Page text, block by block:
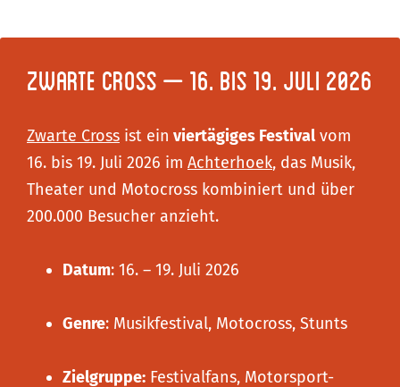
Zwarte Cross – 16. bis 19. Juli 2026
Zwarte Cross ist ein viertägiges Festivalvom
16. bis 19. Juli 2026 im Achterhoek, das Musik,
Theater und Motocross kombiniert und über
200.000 Besucher anzieht.
Datum: 16. – 19. Juli 2026
Genre: Musikfestival, Motocross, Stunts
Zielgruppe: Festivalfans, Motorsport-